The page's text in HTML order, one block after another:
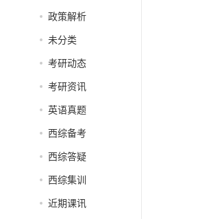
政策解析
未分类
考研动态
考研资讯
英语真题
西综备考
西综答疑
西综集训
近期课讯